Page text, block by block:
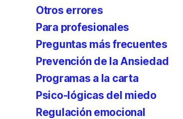
Otros errores
Para profesionales
Preguntas más frecuentes
Prevención de la Ansiedad
Programas a la carta
Psico-lógicas del miedo
Regulación emocional